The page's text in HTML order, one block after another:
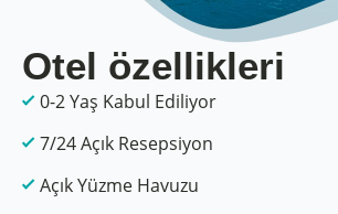
Otel özellikleri
0-2 Yaş Kabul Ediliyor
7/24 Açık Resepsiyon
Açık Yüzme Havuzu